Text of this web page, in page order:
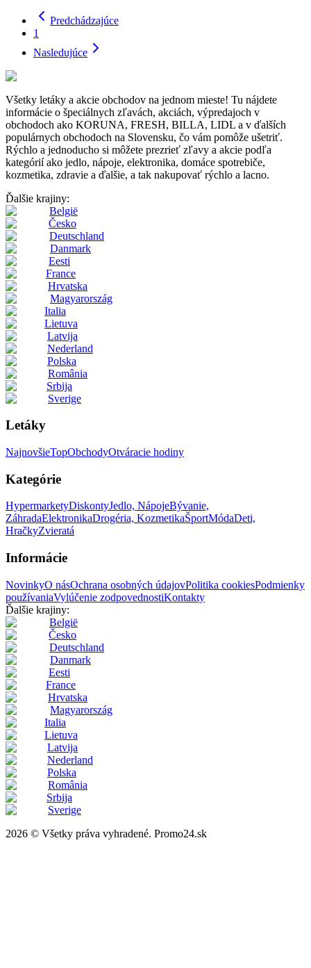
Predchádzajúce
1
Nasledujúce
Všetky letáky a akcie obchodov na jednom mieste! Tu nájdete
informácie o špeciálnych zľavách, akciách, výpredajoch v
obchodoch ako KORUNA, FRESH, BILLA, LIDL a v ďalších
populárnych obchodoch na Slovensku, čo vám pomôže ušetriť.
Rýchlo a jednoducho si môžete prezrieť zľavy a akcie podľa
kategórií ako jedlo, nápoje, elektronika, domáce spotrebiče,
kozmetika, zdravie a ďalšie, a tak nakupovať rýchlo a lacno.
Ďalšie krajiny:
België
Česko
Deutschland
Danmark
Eesti
France
Hrvatska
Magyarország
Italia
Lietuva
Latvija
Nederland
Polska
România
Srbija
Sverige
Letáky
NajnovšieTopObchodyOtváracie hodiny
Kategórie
HypermarketyDiskontyJedlo, NápojeBývanie,
ZáhradaElektronikaDrogéria, KozmetikaŠportMódaDeti,
HračkyZvieratá
Informácie
NovinkyO násOchrana osobných údajovPolitika cookiesPodmienky
používaniaVylúčenie zodpovednostiKontakty
Ďalšie krajiny:
België
Česko
Deutschland
Danmark
Eesti
France
Hrvatska
Magyarország
Italia
Lietuva
Latvija
Nederland
Polska
România
Srbija
Sverige
2026 © Všetky práva vyhradené. Promo24.sk